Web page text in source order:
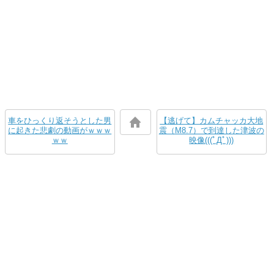
車をひっくり返そうとした男
に起きた悲劇の動画がｗｗｗ
ｗｗ
【逃げて】カムチャッカ大地
震（M8.7）で到達した津波の
映像(((ﾟДﾟ)))